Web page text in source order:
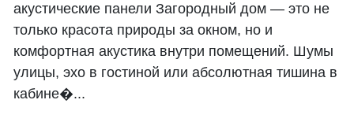
акустические панели Загородный дом — это не
только красота природы за окном, но и
комфортная акустика внутри помещений. Шумы
улицы, эхо в гостиной или абсолютная тишина в
кабине�...